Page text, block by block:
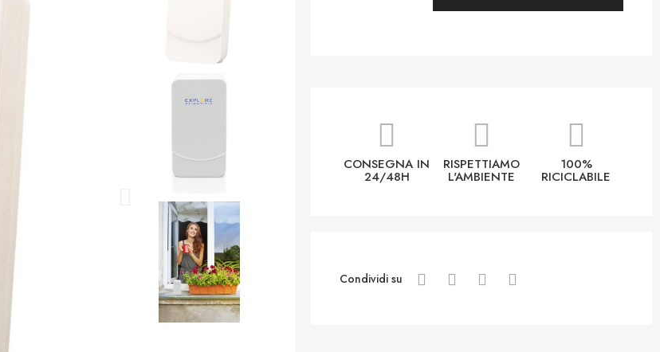
CONSEGNA IN
24/48H
RISPETTIAMO
L'AMBIENTE
100%
RICICLABILE
Condividi su